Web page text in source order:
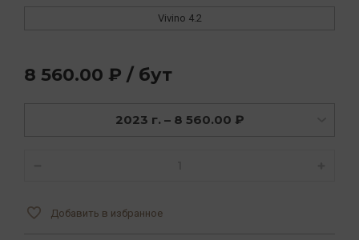
Vivino 4.2
8 560.00 ₽ / бут
2023 г. – 8 560.00 ₽
Добавить в избранное